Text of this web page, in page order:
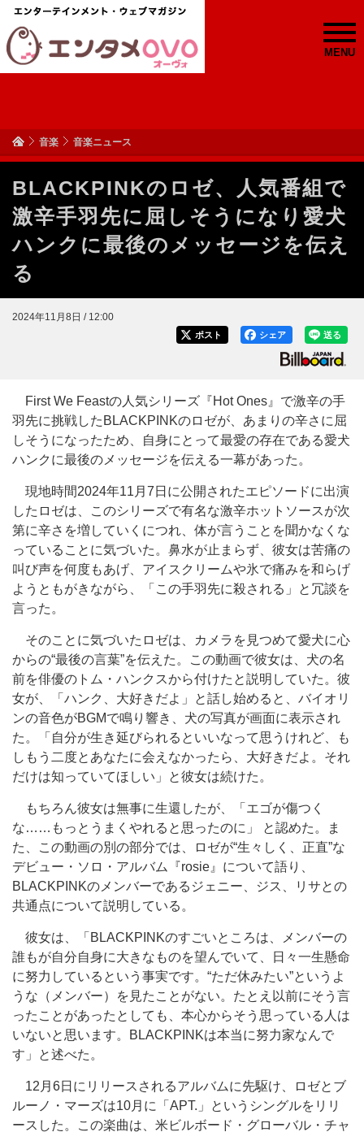
MENU
音楽 音楽ニュース
BLACKPINKのロゼ、人気番組で
激辛手羽先に屈しそうになり愛犬
ハンクに最後のメッセージを伝え
る
2024年11月8日 / 12:00
送る
シェア
ポスト
First We Feastの人気シリーズ『Hot Ones』で激辛の手
羽先に挑戦したBLACKPINKのロゼが、あまりの辛さに屈
しそうになったため、自身にとって最愛の存在である愛犬
ハンクに最後のメッセージを伝える一幕があった。
現地時間2024年11月7日に公開されたエピソードに出演
したロゼは、このシリーズで有名な激辛ホットソースが次
第に辛さを増していくにつれ、体が言うことを聞かなくな
っていることに気づいた。鼻水が止まらず、彼女は苦痛の
叫び声を何度もあげ、アイスクリームや氷で痛みを和らげ
ようともがきながら、「この手羽先に殺される」と冗談を
言った。
そのことに気づいたロゼは、カメラを見つめて愛犬に心
からの“最後の言葉”を伝えた。この動画で彼女は、犬の名
前を俳優のトム・ハンクスから付けたと説明していた。彼
女が、「ハンク、大好きだよ」と話し始めると、バイオリ
ンの音色がBGMで鳴り響き、犬の写真が画面に表示され
た。「自分が生き延びられるといいなって思うけれど、も
しもう二度とあなたに会えなかったら、大好きだよ。それ
だけは知っていてほしい」と彼女は続けた。
もちろん彼女は無事に生還したが、「エゴが傷つく
な……もっとうまくやれると思ったのに」 と認めた。ま
た、この動画の別の部分では、ロゼが“生々しく、正直”な
デビュー・ソロ・アルバム『rosie』について語り、
BLACKPINKのメンバーであるジェニー、ジス、リサとの
共通点について説明している。
彼女は、「BLACKPINKのすごいところは、メンバーの
誰もが自分自身に大きなものを望んでいて、日々一生懸命
に努力しているという事実です。“ただ休みたい”というよ
うな（メンバー）を見たことがない。たとえ以前にそう言
ったことがあったとしても、本心からそう思っている人は
いないと思います。BLACKPINKは本当に努力家なんで
す」と述べた。
12月6日にリリースされるアルバムに先駆け、ロゼとブ
ルーノ・マーズは10月に「APT.」というシングルをリリ
ースした。この楽曲は、米ビルボード・グローバル・チャ